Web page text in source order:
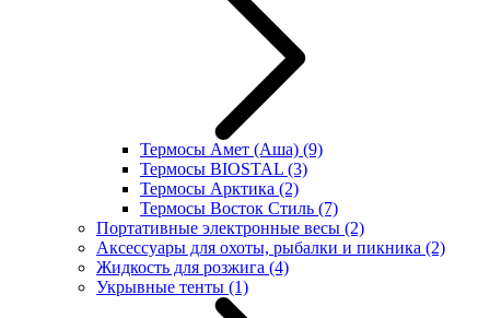
Термосы Амет (Аша) (9)
Термосы BIOSTAL (3)
Термосы Арктика (2)
Термосы Восток Стиль (7)
Портативные электронные весы (2)
Аксессуары для охоты, рыбалки и пикника (2)
Жидкость для розжига (4)
Укрывные тенты (1)